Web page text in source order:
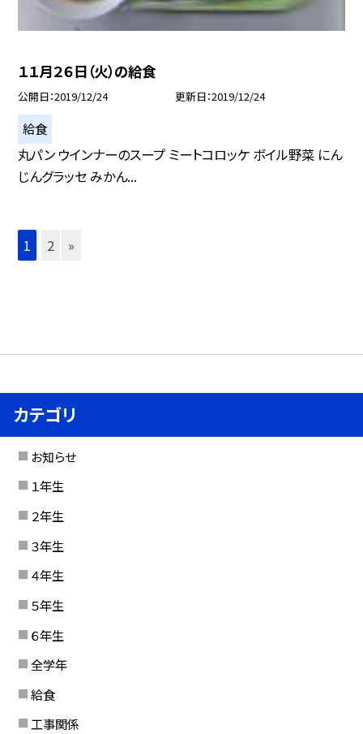
１１月２６日（火）の給食
公開日 2019/12/24 更新日 2019/12/24
給食
丸パン ウインナーのスープ ミートコロッケ ボイル野菜 にん
じんグラッセ みかん...
1 2 »
カテゴリ
お知らせ
１年生
２年生
３年生
４年生
５年生
６年生
全学年
給食
工事関係